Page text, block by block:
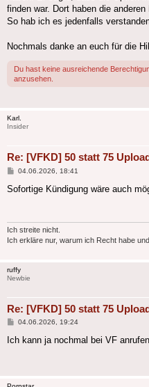
finden war. Dort haben die
So hab ich es jedenfalls
Nochmals danke an euch für die
Du hast keine ausreichende
anzusehen.
Karl.
Insider
Re: [VFKD] 50 statt 75
Beitrag
04.06.2026, 18:41
Sofortige Kündigung wäre auch
Ich streite nicht.
Ich erkläre nur, warum ich Recht habe
ruffy
Newbie
Re: [VFKD] 50 statt 75
Beitrag
04.06.2026, 19:24
Ich kann ja nochmal bei VF anrufen